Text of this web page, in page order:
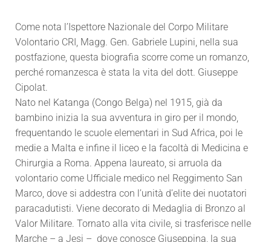
Come nota l’Ispettore Nazionale del Corpo Militare
Volontario CRI, Magg. Gen. Gabriele Lupini, nella sua
postfazione, questa biografia scorre come un romanzo,
perché romanzesca è stata la vita del dott. Giuseppe
Cipolat.
Nato nel Katanga (Congo Belga) nel 1915, già da
bambino inizia la sua avventura in giro per il mondo,
frequentando le scuole elementari in Sud Africa, poi le
medie a Malta e infine il liceo e la facoltà di Medicina e
Chirurgia a Roma. Appena laureato, si arruola da
volontario come Ufficiale medico nel Reggimento San
Marco, dove si addestra con l’unità d’elite dei nuotatori
paracadutisti. Viene decorato di Medaglia di Bronzo al
Valor Militare. Tornato alla vita civile, si trasferisce nelle
Marche – a Jesi – dove conosce Giuseppina, la sua